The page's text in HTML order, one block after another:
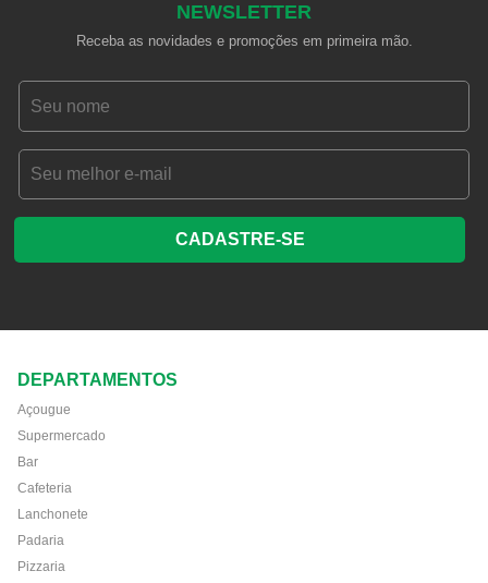
NEWSLETTER
Receba as novidades e promoções em primeira mão.
CADASTRE-SE
DEPARTAMENTOS
Açougue
Supermercado
Bar
Cafeteria
Lanchonete
Padaria
Pizzaria